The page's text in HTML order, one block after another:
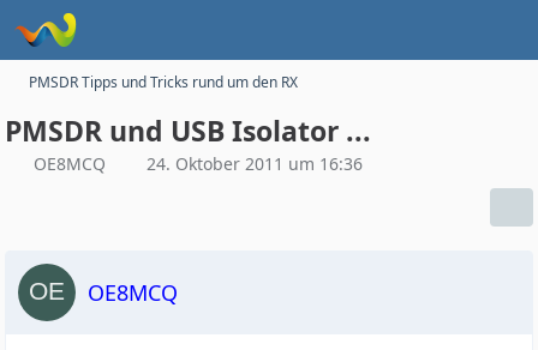
PMSDR Tipps und Tricks rund um den RX
PMSDR und USB Isolator ...
OE8MCQ 24. Oktober 2011 um 16:36
OE8MCQ